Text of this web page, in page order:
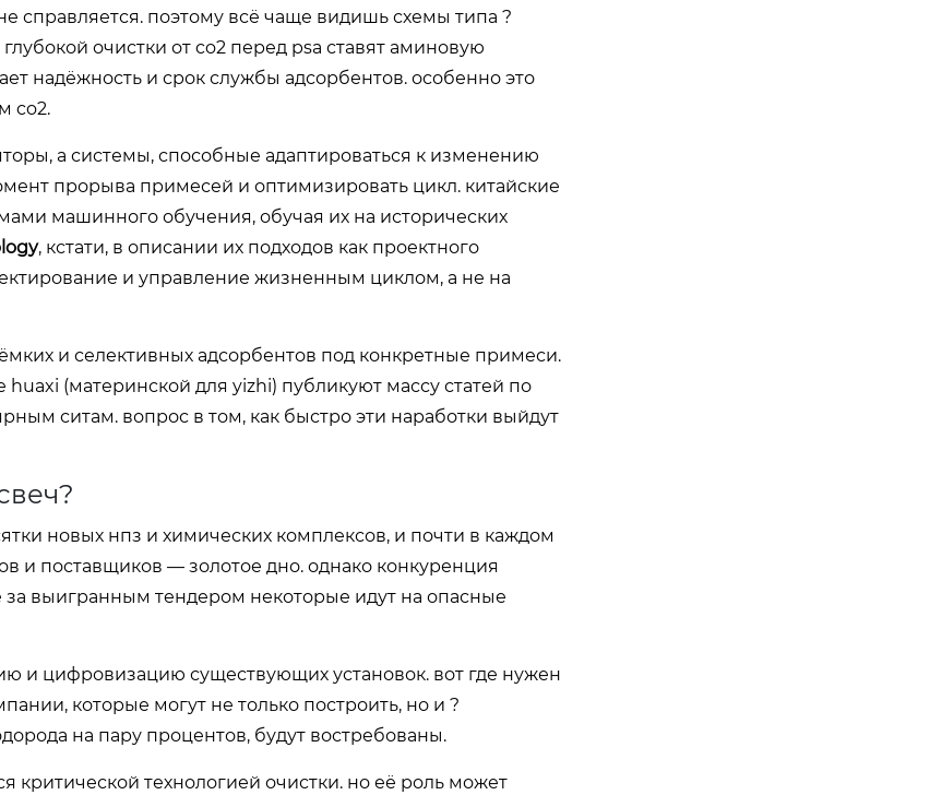
справляется. поэтому всё чаще видишь схемы типа ?
очистки от co2 перед psa ставят аминовую
надёжность и срок службы адсорбентов. особенно это
co2.
а системы, способные адаптироваться к изменению
прорыва примесей и оптимизировать цикл. китайские
машинного обучения, обучая их на исторических
, кстати, в описании их подходов как проектного
и управление жизненным циклом, а не на
и селективных адсорбентов под конкретные примеси.
(материнской для yizhi) публикуют массу статей по
ситам. вопрос в том, как быстро эти наработки выйдут
новых нпз и химических комплексов, и почти в каждом
и поставщиков — золотое дно. однако конкуренция
за выигранным тендером некоторые идут на опасные
и цифровизацию существующих установок. вот где нужен
которые могут не только построить, но и ?
на пару процентов, будут востребованы.
критической технологией очистки. но её роль может